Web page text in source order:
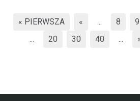
« PIERWSZA « ... 8 9
...
20 30 40 ...